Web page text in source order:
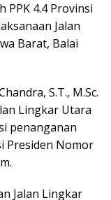
PPK 4.4 Provinsi
Jalan
Barat, Balai
S.T., M.Sc.
Lingkar Utara
penanganan
Presiden Nomor
Jalan Lingkar